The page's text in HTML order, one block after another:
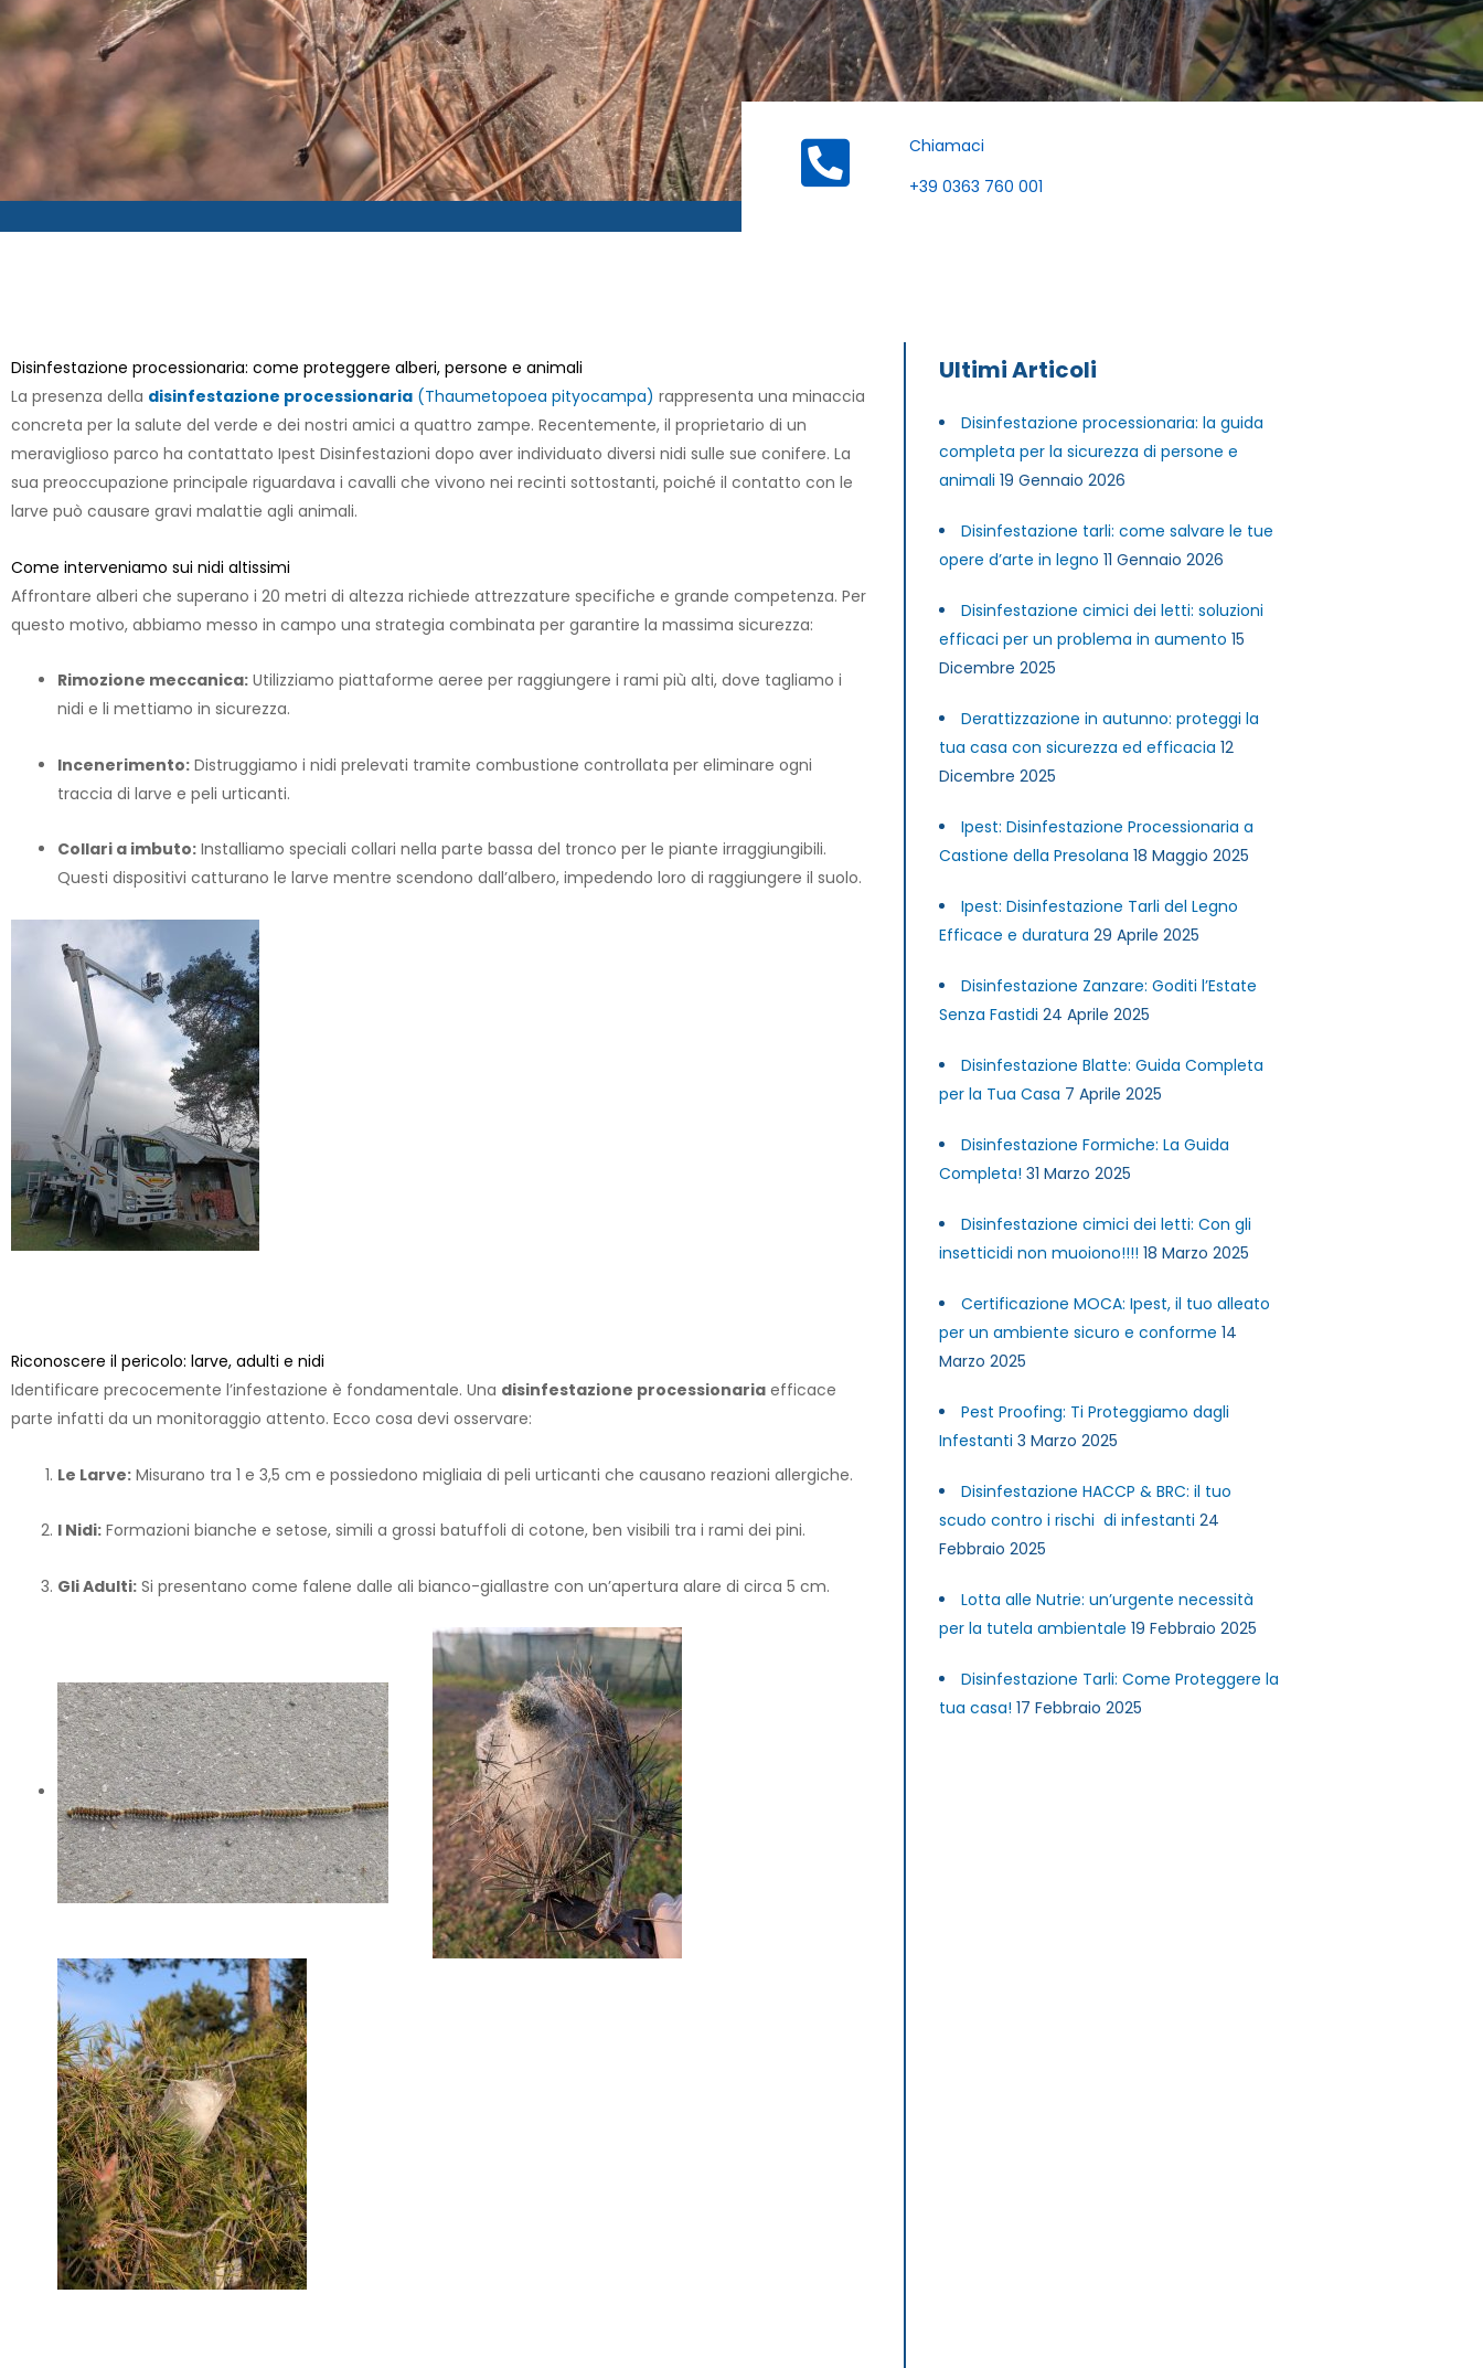
Chiamaci
+39 0363 760 001
Disinfestazione processionaria: come proteggere alberi, persone e animali
La presenza della disinfestazione processionaria (Thaumetopoea pityocampa) rappresenta una minaccia
concreta per la salute del verde e dei nostri amici a quattro zampe. Recentemente, il proprietario di un
meraviglioso parco ha contattato Ipest Disinfestazioni dopo aver individuato diversi nidi sulle sue conifere. La
sua preoccupazione principale riguardava i cavalli che vivono nei recinti sottostanti, poiché il contatto con le
larve può causare gravi malattie agli animali.
Come interveniamo sui nidi altissimi
Affrontare alberi che superano i 20 metri di altezza richiede attrezzature specifiche e grande competenza. Per
questo motivo, abbiamo messo in campo una strategia combinata per garantire la massima sicurezza:
Rimozione meccanica: Utilizziamo piattaforme aeree per raggiungere i rami più alti, dove tagliamo i
nidi e li mettiamo in sicurezza.
Incenerimento: Distruggiamo i nidi prelevati tramite combustione controllata per eliminare ogni
traccia di larve e peli urticanti.
Collari a imbuto: Installiamo speciali collari nella parte bassa del tronco per le piante irraggiungibili.
Questi dispositivi catturano le larve mentre scendono dall’albero, impedendo loro di raggiungere il suolo.
Riconoscere il pericolo: larve, adulti e nidi
Identificare precocemente l’infestazione è fondamentale. Una disinfestazione processionaria efficace
parte infatti da un monitoraggio attento. Ecco cosa devi osservare:
Le Larve: Misurano tra 1 e 3,5 cm e possiedono migliaia di peli urticanti che causano reazioni allergiche.
I Nidi: Formazioni bianche e setose, simili a grossi batuffoli di cotone, ben visibili tra i rami dei pini.
Gli Adulti: Si presentano come falene dalle ali bianco-giallastre con un’apertura alare di circa 5 cm.
Ultimi Articoli
Disinfestazione processionaria: la guida
completa per la sicurezza di persone e
animali 19 Gennaio 2026
Disinfestazione tarli: come salvare le tue
opere d’arte in legno 11 Gennaio 2026
Disinfestazione cimici dei letti: soluzioni
efficaci per un problema in aumento 15
Dicembre 2025
Derattizzazione in autunno: proteggi la
tua casa con sicurezza ed efficacia 12
Dicembre 2025
Ipest: Disinfestazione Processionaria a
Castione della Presolana 18 Maggio 2025
Ipest: Disinfestazione Tarli del Legno
Efficace e duratura 29 Aprile 2025
Disinfestazione Zanzare: Goditi l’Estate
Senza Fastidi 24 Aprile 2025
Disinfestazione Blatte: Guida Completa
per la Tua Casa 7 Aprile 2025
Disinfestazione Formiche: La Guida
Completa! 31 Marzo 2025
Disinfestazione cimici dei letti: Con gli
insetticidi non muoiono!!!! 18 Marzo 2025
Certificazione MOCA: Ipest, il tuo alleato
per un ambiente sicuro e conforme 14
Marzo 2025
Pest Proofing: Ti Proteggiamo dagli
Infestanti 3 Marzo 2025
Disinfestazione HACCP & BRC: il tuo
scudo contro i rischi di infestanti 24
Febbraio 2025
Lotta alle Nutrie: un’urgente necessità
per la tutela ambientale 19 Febbraio 2025
Disinfestazione Tarli: Come Proteggere la
tua casa! 17 Febbraio 2025